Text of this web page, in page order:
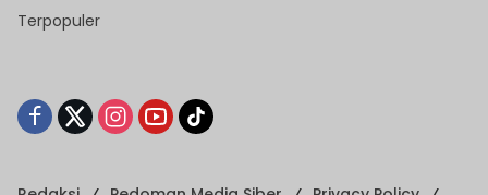
Terpopuler